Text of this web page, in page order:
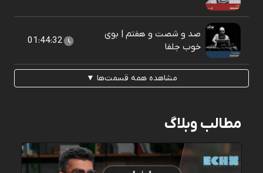
صد و شصت و هفتم | بوی
خوب جلفا
01:44:32
مشاهده همه قسمت‌ها ▼
مطالب وبلاگ